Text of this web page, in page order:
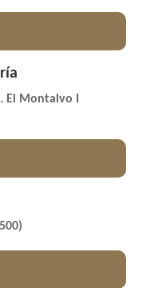
El Montalvo I